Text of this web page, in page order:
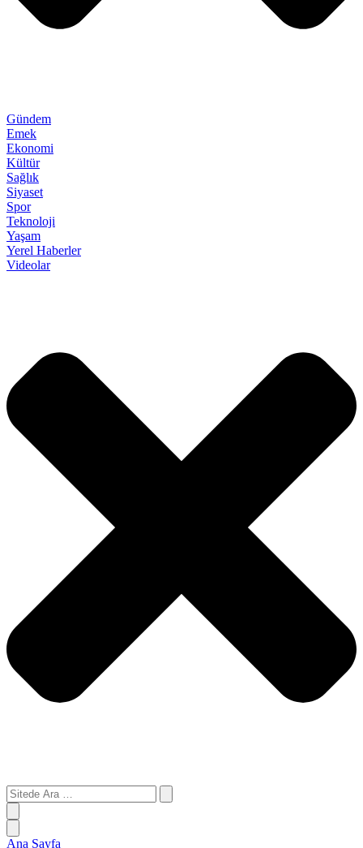
Gündem
Emek
Ekonomi
Kültür
Sağlık
Siyaset
Spor
Teknoloji
Yaşam
Yerel Haberler
Videolar
Ana Sayfa